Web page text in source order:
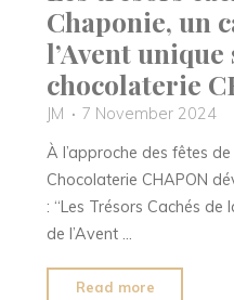
signe
des
spiritueux
!"
Chaponie, un
l’Avent unique
chocolaterie
JM
7 November 2024
À l’approche des fêtes
Chocolaterie CHAPON
: “Les Trésors Cachés de
de l’Avent …
Read more